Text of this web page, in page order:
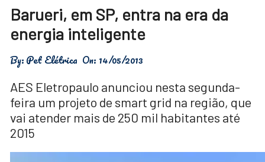
Barueri, em SP, entra na era da
energia inteligente
By:Pet Elétrica On: 14/05/2013
AES Eletropaulo anunciou nesta segunda-
feira um projeto de smart grid na região, que
vai atender mais de 250 mil habitantes até
2015